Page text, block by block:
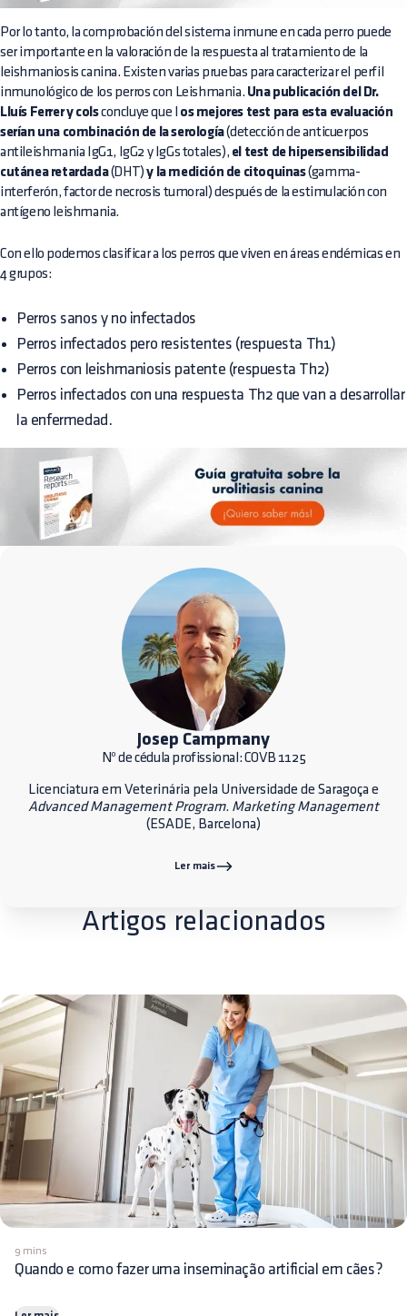
Por lo tanto, la comprobación del sistema inmune en cada perro puede
ser importante en la valoración de la respuesta al tratamiento de la
leishmaniosis canina. Existen varias pruebas para caracterizar el perfil
inmunológico de los perros con Leishmania. Una publicación del Dr.
Lluís Ferrer y colsconcluye que l os mejores test para esta evaluación
serían una combinación de la serología(detección de anticuerpos
antileishmania IgG1, IgG2 y IgGs totales), el test de hipersensibilidad
cutánea retardada(DHT)y la medición de citoquinas(gamma-
interferón, factor de necrosis tumoral) después de la estimulación con
antígeno leishmania.
Con ello podemos clasificar a los perros que viven en áreas endémicas en
4 grupos:
Perros sanos y no infectados
Perros infectados pero resistentes (respuesta Th1)
Perros con leishmaniosis patente (respuesta Th2)
Perros infectados con una respuesta Th2 que van a desarrollar
la enfermedad.
Josep Campmany
Nº de cédula profissional: COVB 1125
Licenciatura em Veterinária pela Universidade de Saragoça e
Advanced Management Program. Marketing Management
(ESADE, Barcelona)
Ler mais
Artigos relacionados
9 mins
Quando e como fazer uma inseminação artificial em cães?